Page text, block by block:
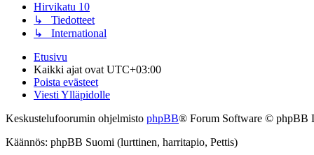
Hirvikatu 10
↳ Tiedotteet
↳ International
Etusivu
Kaikki ajat ovat UTC+03:00
Poista evästeet
Viesti Ylläpidolle
Keskustelufoorumin ohjelmisto phpBB® Forum Software © phpBB
Käännös: phpBB Suomi (lurttinen, harritapio, Pettis)